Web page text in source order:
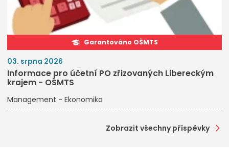
Garantováno OŠMTS
03. srpna 2026
Informace pro účetní PO zřizovaných Libereckým
krajem - OŠMTS
Management - Ekonomika
Zobrazit všechny příspěvky